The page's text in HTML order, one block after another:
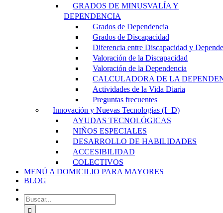
GRADOS DE MINUSVALÍA Y
DEPENDENCIA
Grados de Dependencia
Grados de Discapacidad
Diferencia entre Discapacidad y
Valoración de la Discapacidad
Valoración de la Dependencia
CALCULADORA DE LA
Actividades de la Vida Diaria
Preguntas frecuentes
Innovación y Nuevas Tecnologías (I+D)
AYUDAS TECNOLÓGICAS
NIÑOS ESPECIALES
DESARROLLO DE HABILIDADES
ACCESIBILIDAD
COLECTIVOS
MENÚ A DOMICILIO PARA MAYORES
BLOG
Buscar: